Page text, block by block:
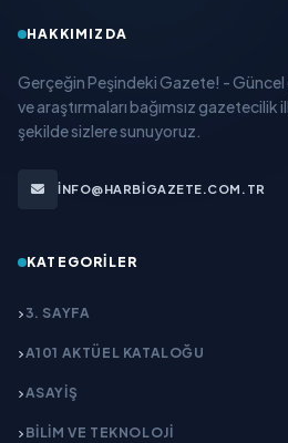
HAKKIMIZDA
Gerçeğin Peşindeki Gazete! - Güncel
ve araştırmaları bağımsız gazetecilik
şekilde sizlere sunuyoruz.
INFO@HARBIGAZETE.COM.TR
KATEGORILER
3. SAYFA
A101 AKTÜEL KATALOĞU
ASAYİŞ
BİLİM VE TEKNOLOJİ